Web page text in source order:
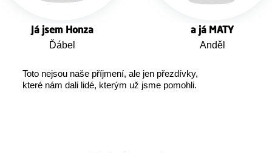
Já jsem Honza
Ďábel
a já MATY
Anděl
Toto nejsou naše příjmení, ale jen přezdívky,
které nám dali lidé, kterým už jsme pomohli.